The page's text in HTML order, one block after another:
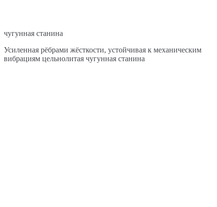
чугунная станина
Усиленная рёбрами жёсткости, устойчивая к механическим
вибрациям цельнолитая чугунная станина